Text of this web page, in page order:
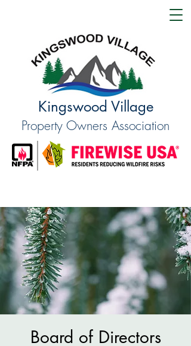
Kingswood Village
Property Owners Association
Board of Directors